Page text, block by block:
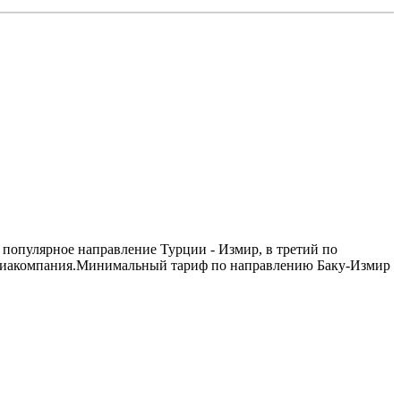
направление Турции - Измир, в третий по
тариф по направлению Баку-Измир